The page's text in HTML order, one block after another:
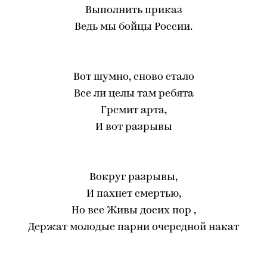
Выполнить приказ
Ведь мы бойцы России.
Вот шумно, сново стало
Все ли целы там ребята
Гремит арта,
И вот разрывы
Вокруг разрывы,
И пахнет смертью,
Но все Живы досих пор ,
Держат молодые парни очередной накат